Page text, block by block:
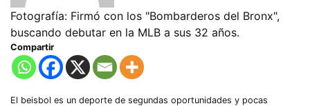
Fotografía: Firmó con los "Bombarderos del Bronx",
buscando debutar en la MLB a sus 32 años.
Compartir
El beisbol es un deporte de segundas oportunidades y pocas